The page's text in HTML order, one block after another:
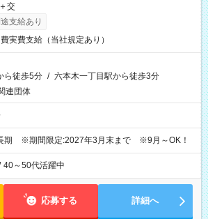
交
支給あり
実費支給（当社規定あり）
ら徒歩5分 / 六本木一丁目駅から徒歩3分
連団体
期 ※期間限定:2027年3月末まで ※9月～OK！
40～50代活躍中
応募する 詳細へ